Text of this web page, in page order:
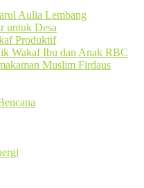
Aulia Lembang
untuk Desa
Produktif
Wakaf Ibu dan Anak RBC
Muslim Firdaus